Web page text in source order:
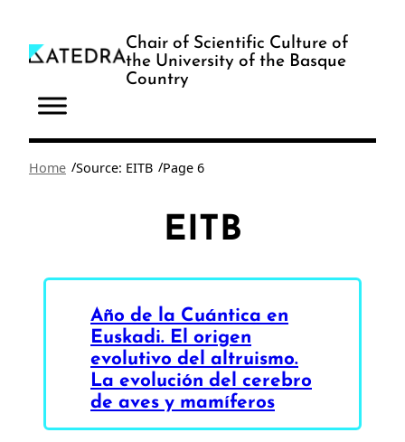
content
Chair of Scientific Culture of
the University of the Basque
Country
Home /Source: EITB /Page 6
EITB
Año de la Cuántica en
Euskadi. El origen
evolutivo del altruismo.
La evolución del cerebro
de aves y mamíferos